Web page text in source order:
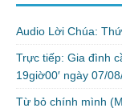
Audio Lời Chúa:
Trực tiếp: Gia đình
19giờ00′ ngày 07/
Từ bỏ chính mình